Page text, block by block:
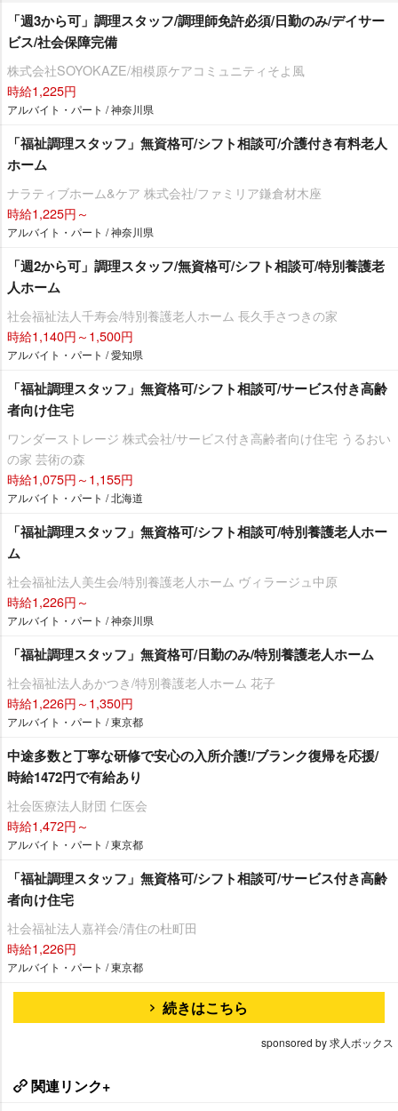
「週3から可」調理スタッフ/調理師免許必須/日勤のみ/デイサー
ビス/社会保障完備
株式会社SOYOKAZE/相模原ケアコミュニティそよ風
時給1,225円
アルバイト・パート / 神奈川県
「福祉調理スタッフ」無資格可/シフト相談可/介護付き有料老人
ホーム
ナラティブホーム&ケア 株式会社/ファミリア鎌倉材木座
時給1,225円～
アルバイト・パート / 神奈川県
「週2から可」調理スタッフ/無資格可/シフト相談可/特別養護老
人ホーム
社会福祉法人千寿会/特別養護老人ホーム 長久手さつきの家
時給1,140円～1,500円
アルバイト・パート / 愛知県
「福祉調理スタッフ」無資格可/シフト相談可/サービス付き高齢
者向け住宅
ワンダーストレージ 株式会社/サービス付き高齢者向け住宅 うるおい
の家 芸術の森
時給1,075円～1,155円
アルバイト・パート / 北海道
「福祉調理スタッフ」無資格可/シフト相談可/特別養護老人ホー
ム
社会福祉法人美生会/特別養護老人ホーム ヴィラージュ中原
時給1,226円～
アルバイト・パート / 神奈川県
「福祉調理スタッフ」無資格可/日勤のみ/特別養護老人ホーム
社会福祉法人あかつき/特別養護老人ホーム 花子
時給1,226円～1,350円
アルバイト・パート / 東京都
中途多数と丁寧な研修で安心の入所介護!/ブランク復帰を応援/
時給1472円で有給あり
社会医療法人財団 仁医会
時給1,472円～
アルバイト・パート / 東京都
「福祉調理スタッフ」無資格可/シフト相談可/サービス付き高齢
者向け住宅
社会福祉法人嘉祥会/清住の杜町田
時給1,226円
アルバイト・パート / 東京都
続きはこちら
sponsored by 求人ボックス
関連リンク+